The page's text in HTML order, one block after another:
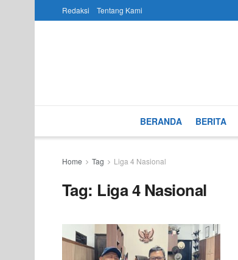
Redaksi Tentang Kami
BERANDA BERITA
Home Tag Liga 4 Nasional
Tag: Liga 4 Nasional